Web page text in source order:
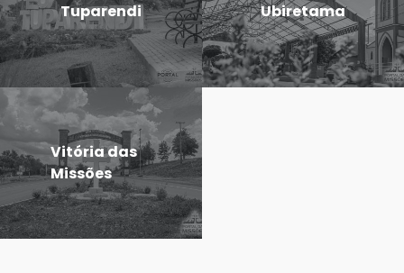
Tuparendi Ubiretama
Vitória das
Missões